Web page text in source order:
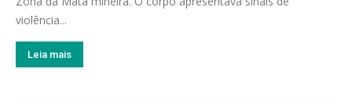
violência...
Leia mais